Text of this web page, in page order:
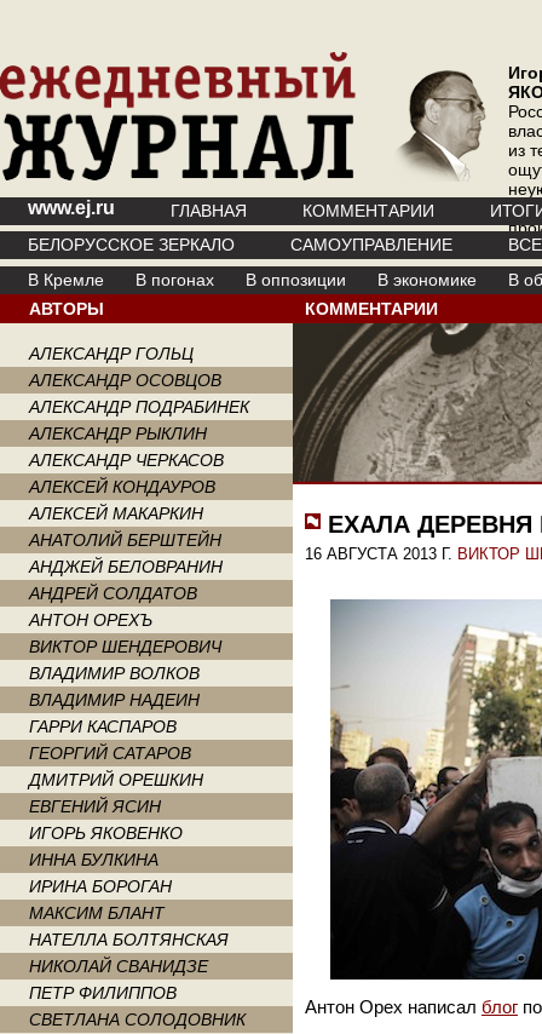
из
где
www.ej.ru ГЛАВНАЯ КОММЕНТАРИИ
БЕЛОРУССКОЕ ЗЕРКАЛО
САМОУПРАВЛЕНИЕ
В Кремле
В погонах В оппозиции В экономике
В
АВТОРЫ
АЛЕКСАНДР ГОЛЬЦ
АЛЕКСАНДР ОСОВЦОВ
АЛЕКСАНДР ПОДРАБИНЕК
АЛЕКСАНДР РЫКЛИН
АЛЕКСАНДР ЧЕРКАСОВ
АЛЕКСЕЙ КОНДАУРОВ
АЛЕКСЕЙ МАКАРКИН
АНАТОЛИЙ БЕРШТЕЙН
АНДЖЕЙ БЕЛОВРАНИН
АНДРЕЙ СОЛДАТОВ
АНТОН ОРЕХЪ
ВИКТОР ШЕНДЕРОВИЧ
ВЛАДИМИР ВОЛКОВ
ВЛАДИМИР НАДЕИН
ГАРРИ КАСПАРОВ
ГЕОРГИЙ САТАРОВ
ДМИТРИЙ ОРЕШКИН
ЕВГЕНИЙ ЯСИН
ИГОРЬ ЯКОВЕНКО
ИННА БУЛКИНА
ИРИНА БОРОГАН
МАКСИМ БЛАНТ
НАТЕЛЛА БОЛТЯНСКАЯ
НИКОЛАЙ СВАНИДЗЕ
ПЕТР ФИЛИППОВ
СВЕТЛАНА СОЛОДОВНИК
КОММЕНТАРИИ
ЕХАЛА
16 АВГУСТА 2013 Г. ВИКТОР
Антон Орех написал блог